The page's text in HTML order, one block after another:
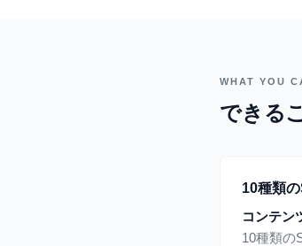
WHAT YOU
できる
10種類
コンテン
10種類の